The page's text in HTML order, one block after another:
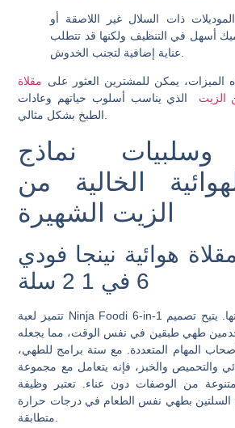
ذات السلال غير اللاصقة أو
أسهل في التنظيف ولكنها قد تتطلب
يمكن للمشترين العثور على مقلاة
الزيت
الذي يناسب أسلوب حياتهم وعادات
وسلبيات نماذج
الخالية من
الزيت الشهيرة
1: مقلاة هوائية نينجا فودي
تتميز لعبة Ninja Foodi 6-in-1 بتعدد استخداماتها وراحتها. يتيح تصميم
طهي طبقين في نفس الوقت، مما يجعله
أصحاب المهام المتعددة. مع ستة برامج للطهي،
والتحميص والخبز، فإنه يتعامل مع مجموعة
متنوعة من الوصفات دون عناء. تعتبر وظيفة "Match Cook" ميزة
بطهي نفس الطعام في درجات حرارة